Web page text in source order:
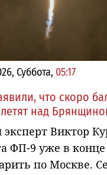
Суббота, 05:17
что скоро
над
Виктор
ФП-9 уже в конце
по Москве.